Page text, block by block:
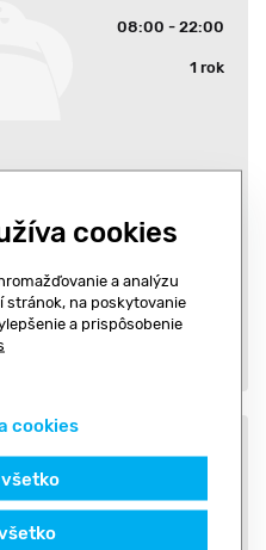
08:00 - 22:00
1 rok
ONE
cookies
a analýzu
stránok, na poskytovanie
a prispôsobenie
cookies